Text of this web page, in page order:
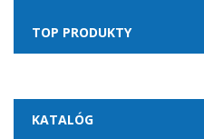
TOP PRODUKTY
KATALÓG